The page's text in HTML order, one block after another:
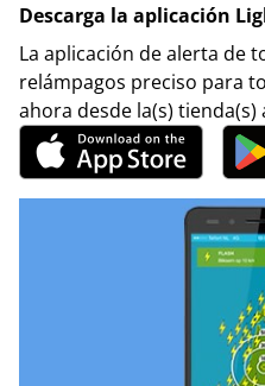
Descarga la aplicación
La aplicación de alerta de
relámpagos preciso para
ahora desde la(s)